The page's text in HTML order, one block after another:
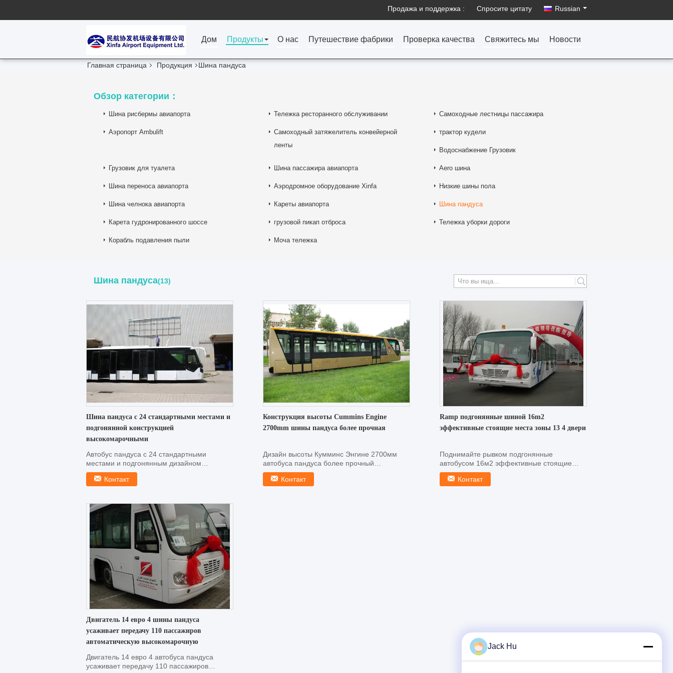
Продажа и поддержка : Спросите цитату Russian
Дом Продукты О нас Путешествие фабрики Проверка качества Свяжитесь мы Новости
Главная страница Продукция Шина пандуса
Обзор категории：
Шина рисбермы авиапорта Тележка ресторанного обслуживании Самоходные лестницы пассажира
Аэропорт Ambulift
Самоходный затяжелитель конвейерной
ленты
трактор кудели
Водоснабжение Грузовик
Грузовик для туалета Шина пассажира авиапорта Aero шина
Шина переноса авиапорта Аэродромное оборудование Xinfa Низкие шины пола
Шина челнока авиапорта Кареты авиапорта Шина пандуса
Карета гудронированного шоссе грузовой пикап отброса Тележка уборки дороги
Корабль подавления пыли Моча тележка
Шина пандуса(13)
Шина пандуса с 24 стандартными местами и
подгонянной конструкцией
высокомарочными
Автобус пандуса с 24 стандартными
местами и подгонянным дизайном
высококачественными Быстрая деталь: ...
Контакт
Конструкция высоты Cummins Engine
2700mm шины пандуса более прочная
Дизайн высоты Кумминс Энгине 2700мм
автобуса пандуса более прочный
Описание: Аэродромное оборудовани...
Контакт
Ramp подгонянные шиной 16m2
эффективные стоящие места зоны 13 4 двери
Поднимайте рывком подгонянные
автобусом 16м2 эффективные стоящие
места зоны 13 4 двери Быстрая детал...
Контакт
Двигатель 14 евро 4 шины пандуса
усаживает передачу 110 пассажиров
автоматическую высокомарочную
Двигатель 14 евро 4 автобуса пандуса
усаживает передачу 110 пассажиров
Jack Hu